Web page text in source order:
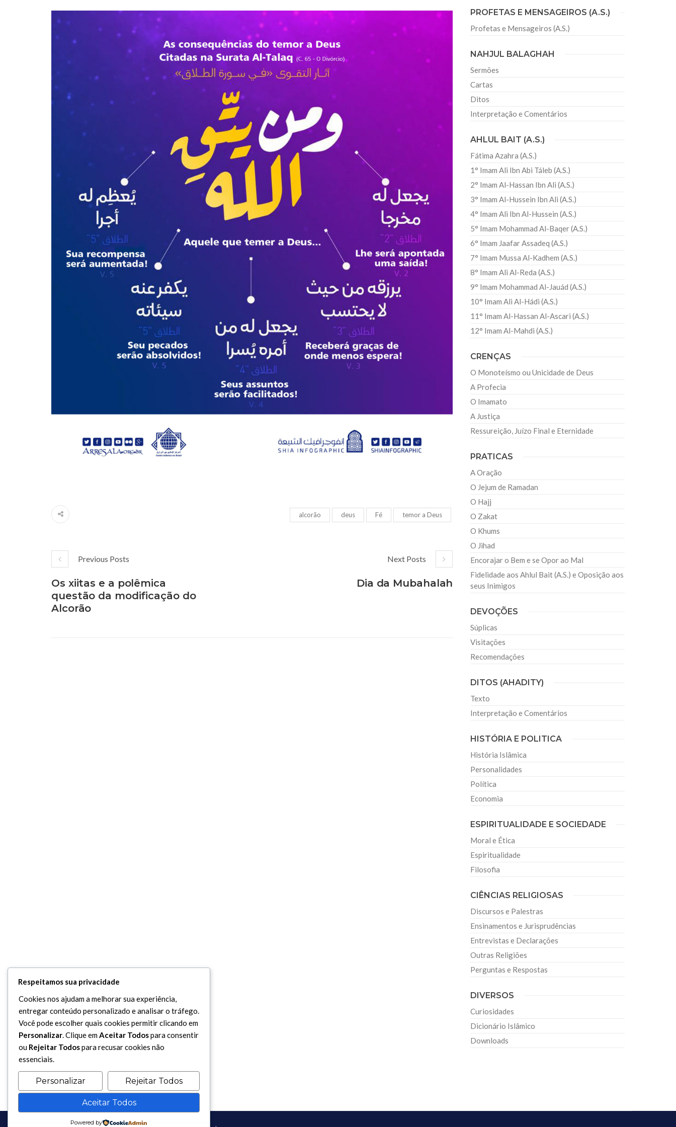
Falecimento do Imam Ali Ibn Al-Hussein (A.S.)
Em nome de Deus, o Clemente, o Misericordioso! Diante da data em que
relembramos o martírio do quarto Imam dos muçulmanos, o Imam Ali Ibn Al-
Hussein Ibn Ali Ibn Abi Táleb (A.S.), conhecido por “Zein Al-Ábidin” (Formosura
Centro Islâmico no Brasil recebe o ex-ministro das
Na noite da quinta-feira, 03 de Abril, o Centro Islâmico no Brasil recebeu em sua
sede, em São Paulo, o ex-ministro das Relações Exteriores da República Islâmica
do Irã, Sr. Kamal Kharrazi, que encontra-se visitando
alcorão deus Fé temor a Deus
Previous Posts
Os xiitas e a polêmica
questão da modificação do
Alcorão
Next Posts
Dia da Mubahalah
PROFETAS E MENSAGEIROS (A.S.)
Profetas e Mensageiros (A.S.)
NAHJUL BALAGHAH
Sermões
Cartas
Ditos
Interpretação e Comentários
AHLUL BAIT (A.S.)
Fátima Azahra (A.S.)
1° Imam Ali Ibn Abi Táleb (A.S.)
2° Imam Al-Hassan Ibn Ali (A.S.)
3° Imam Al-Hussein Ibn Ali (A.S.)
4° Imam Ali Ibn Al-Hussein (A.S.)
5° Imam Mohammad Al-Baqer (A.S.)
6° Imam Jaafar Assadeq (A.S.)
7° Imam Mussa Al-Kadhem (A.S.)
8° Imam Ali Al-Reda (A.S.)
9° Imam Mohammad Al-Jauád (A.S.)
10° Imam Ali Al-Hádi (A.S.)
11° Imam Al-Hassan Al-Ascari (A.S.)
12° Imam Al-Mahdi (A.S.)
CRENÇAS
O Monoteísmo ou Unicidade de Deus
A Profecia
O Imamato
A Justiça
Ressureição, Juízo Final e Eternidade
PRATICAS
A Oração
O Jejum de Ramadan
O Hajj
O Zakat
O Khums
O Jihad
Encorajar o Bem e se Opor ao Mal
Fidelidade aos Ahlul Bait (A.S.) e Oposição aos
seus Inimigos
DEVOÇÕES
Súplicas
Visitações
Recomendações
DITOS (AHADITY)
Texto
Interpretação e Comentários
HISTÓRIA E POLITICA
História Islâmica
Personalidades
Política
Economia
ESPIRITUALIDADE E SOCIEDADE
Moral e Ética
Espiritualidade
Filosofia
CIÊNCIAS RELIGIOSAS
Discursos e Palestras
Ensinamentos e Jurisprudências
Entrevistas e Declarações
Outras Religiões
Perguntas e Respostas
DIVERSOS
Curiosidades
Dicionário Islâmico
Downloads
Respeitamos sua privacidade
Cookies nos ajudam a melhorar sua experiência,
entregar conteúdo personalizado e analisar o tráfego.
Você pode escolher quais cookies permitir clicando em
Personalizar. Clique emAceitar Todospara consentir
ou Rejeitar Todospara recusar cookies não
essenciais.
Personalizar Rejeitar Todos
Aceitar Todos
Powered by